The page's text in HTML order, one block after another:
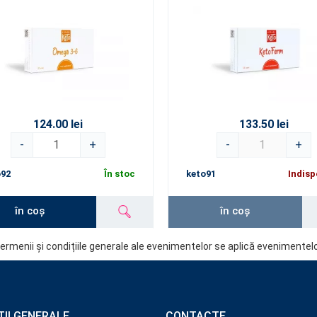
124.00 lei
-
+
În stoc
în coș
133.50 lei
-
+
keto91
în coș
și condițiile generale ale evenimentelor se aplică